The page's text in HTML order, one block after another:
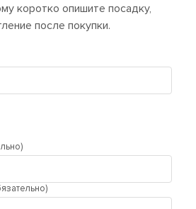
коротко опишите посадку,
после покупки.